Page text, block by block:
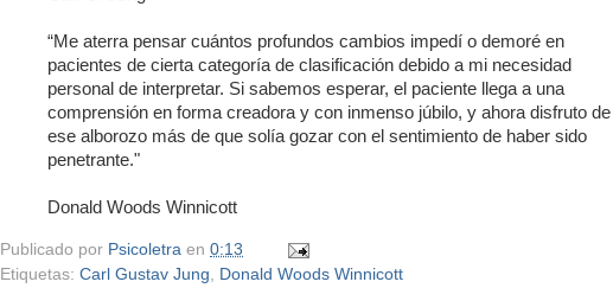
“Me aterra pensar cuántos profundos cambios impedí o demoré en
pacientes de cierta categoría de clasificación debido a mi necesidad
personal de interpretar. Si sabemos esperar, el paciente llega a una
comprensión en forma creadora y con inmenso júbilo, y ahora disfruto de
ese alborozo más de que solía gozar con el sentimiento de haber sido
penetrante."
Donald Woods Winnicott
Publicado por Psicoletra en 0:13
Etiquetas: Carl Gustav Jung Donald Woods Winnicott